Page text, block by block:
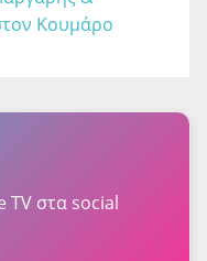
TV στα social